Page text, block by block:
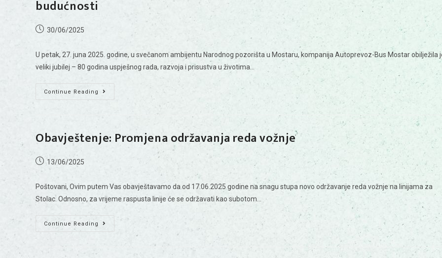
budućnosti
30/06/2025
U petak, 27. juna 2025. godine, u svečanom ambijentu Narodnog pozorišta u Mostaru, kompanija Autoprevoz-Bus Mostar obilježila
veliki jubilej – 80 godina uspješnog rada, razvoja i prisustva u životima…
Continue Reading
Obavještenje: Promjena održavanja reda vožnje
13/06/2025
Poštovani, Ovim putem Vas obavještavamo da od 17.06.2025 godine na snagu stupa novo održavanje reda vožnje na linijama za
Stolac. Odnosno, za vrijeme raspusta linije će se održavati kao subotom…
Continue Reading